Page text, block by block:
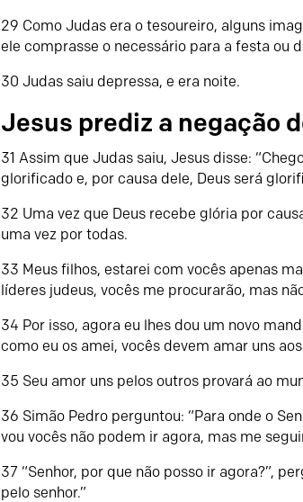
29 Como Judas era o tesoureiro, alguns
ele comprasse o necessário para a festa ou
30 Judas saiu depressa, e era noite.
Jesus prediz a negação
31 Assim que Judas saiu, Jesus disse:
glorificado e, por causa dele, Deus será
32 Uma vez que Deus recebe glória por
uma vez por todas.
33 Meus filhos, estarei com vocês apenas
líderes judeus, vocês me procurarão, mas
34 Por isso, agora eu lhes dou um novo
como eu os amei, vocês devem amar uns
35 Seu amor uns pelos outros provará ao
36 Simão Pedro perguntou: “Para onde o
vou vocês não podem ir agora, mas me
37 “Senhor, por que não posso ir agora?”,
pelo senhor.”